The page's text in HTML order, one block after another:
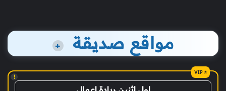
مواقع صديقة +
!